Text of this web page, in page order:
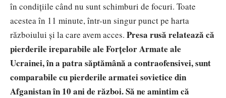
în condițiile când nu sunt schimburi de focuri. Toate
acestea în 11 minute, într-un singur punct pe harta
războiului și la care avem acces. Presa rusă relatează că
pierderile ireparabile ale Forțelor Armate ale
Ucrainei, în a patra săptămână a contraofensivei, sunt
comparabile cu pierderile armatei sovietice din
Afganistan în 10 ani de război. Să ne amintim că